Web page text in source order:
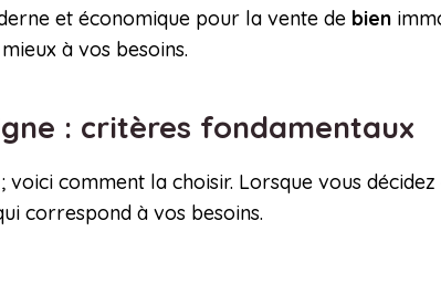
et économique pour la vente de bien
à vos besoins.
: critères fondamentaux
comment la choisir. Lorsque vous
correspond à vos besoins.